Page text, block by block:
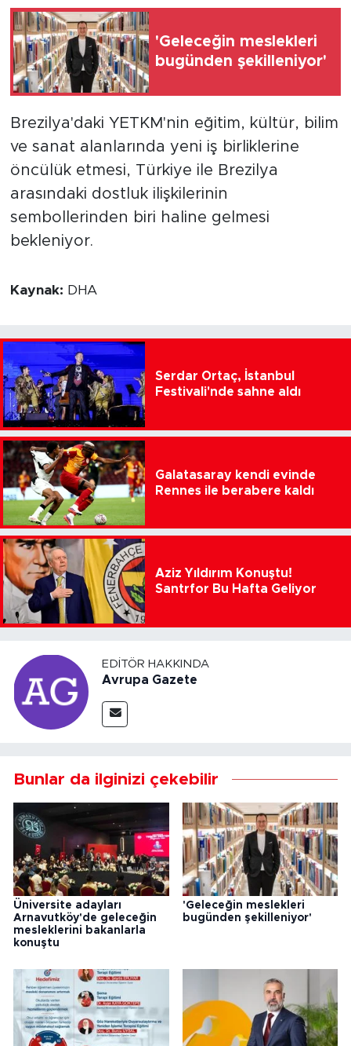
'Geleceğin meslekleri
bugünden şekilleniyor'
Brezilya'daki YETKM'nin eğitim, kültür, bilim
ve sanat alanlarında yeni iş birliklerine
öncülük etmesi, Türkiye ile Brezilya
arasındaki dostluk ilişkilerinin
sembollerinden biri haline gelmesi
bekleniyor.
Kaynak: DHA
Serdar Ortaç, İstanbul
Festivali'nde sahne aldı
Galatasaray kendi evinde
Rennes ile berabere kaldı
Aziz Yıldırım Konuştu!
Santrfor Bu Hafta Geliyor
EDITÖR HAKKINDA
Avrupa Gazete
Bunlar da ilginizi çekebilir
Üniversite adayları
Arnavutköy'de geleceğin
mesleklerini bakanlarla
konuştu
'Geleceğin meslekleri
bugünden şekilleniyor'